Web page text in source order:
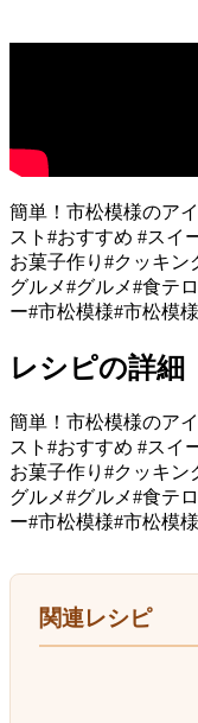
簡単！市松模様のア
スト#おすすめ #スイ
お菓子作り#クッキン
グルメ#グルメ#食テ
ー#市松模様#市松模
レシピの詳細
簡単！市松模様のア
スト#おすすめ #スイ
お菓子作り#クッキン
グルメ#グルメ#食テ
ー#市松模様#市松模
関連レシピ